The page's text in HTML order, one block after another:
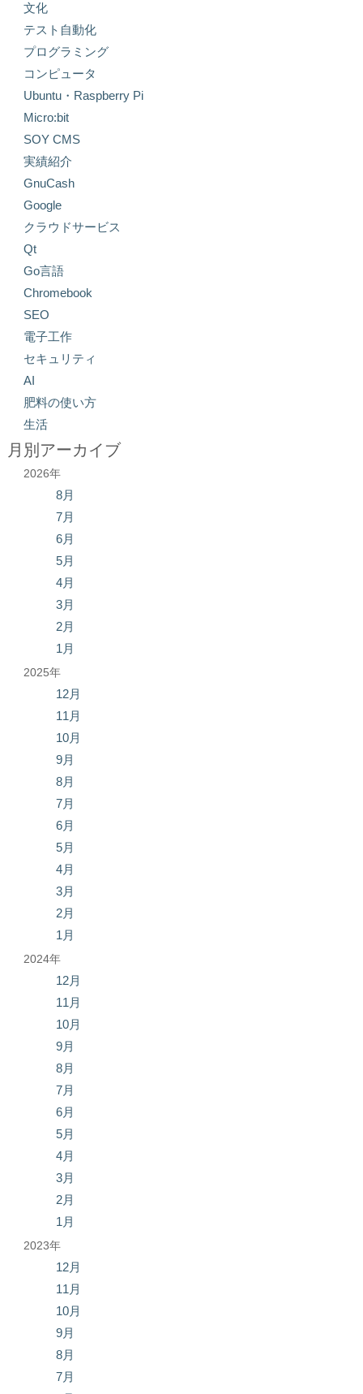
文化
テスト自動化
プログラミング
コンピュータ
Ubuntu・Raspberry Pi
Micro:bit
SOY CMS
実績紹介
GnuCash
Google
クラウドサービス
Qt
Go言語
Chromebook
SEO
電子工作
セキュリティ
AI
肥料の使い方
生活
月別アーカイブ
2026年
8月
7月
6月
5月
4月
3月
2月
1月
2025年
12月
11月
10月
9月
8月
7月
6月
5月
4月
3月
2月
1月
2024年
12月
11月
10月
9月
8月
7月
6月
5月
4月
3月
2月
1月
2023年
12月
11月
10月
9月
8月
7月